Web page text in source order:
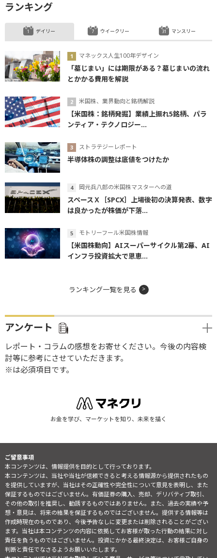
ランキング
デイリー
マネックス人生100年デザイン
「墓じまい」には期限がある？墓じまいの流れ
とかかる費用を解説
米国株、業界動向と銘柄解説
【米国株：銘柄発掘】業績上振れ5銘柄、パラ
ンティア・テクノロジー...
ストラテジーレポート
半導体株の調整は底値をつけたか
岡元兵八郎の米国株マスターへの道
スペースＸ［SPCX］上場後初の決算発表、数字
は良かったが株価が下落...
モトリーフール米国株情報
【米国株動向】AIスーパーサイクル第2幕、AI
インフラ投資拡大で恩恵...
ウイークリー マンスリー
ランキング一覧を見る
アンケート
レポート・コラムの感想をお寄せください。今後の内容検
討等に参考にさせていただきます。
※は必須項目です。
お金を学び、マーケットを知り、未来を描く
ご留意事項
本コンテンツは、情報提供を目的として行っております。
本コンテンツは、当社や当社が信頼できると考える情報源から提供されたもの
を提供していますが、当社はその正確性や完全性について意見を表明し、また
保証するものではございません。有価証券の購入、売却、デリバティブ取引、
その他の取引を推奨し、勧誘するものではありません。また、過去の実績や予
想・意見は、将来の結果を保証するものではございません。提供する情報等は
作成時現在のものであり、今後予告なしに変更または削除されることがござい
ます。当社は本コンテンツの内容に依拠してお客様が取った行動の結果に対し
責任を負うものではございません。投資にかかる最終決定は、お客様ご自身の
判断と責任でなさるようお願いいたします。